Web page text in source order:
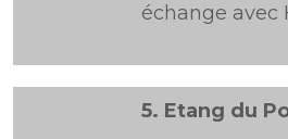
échange avec
5. Etang du